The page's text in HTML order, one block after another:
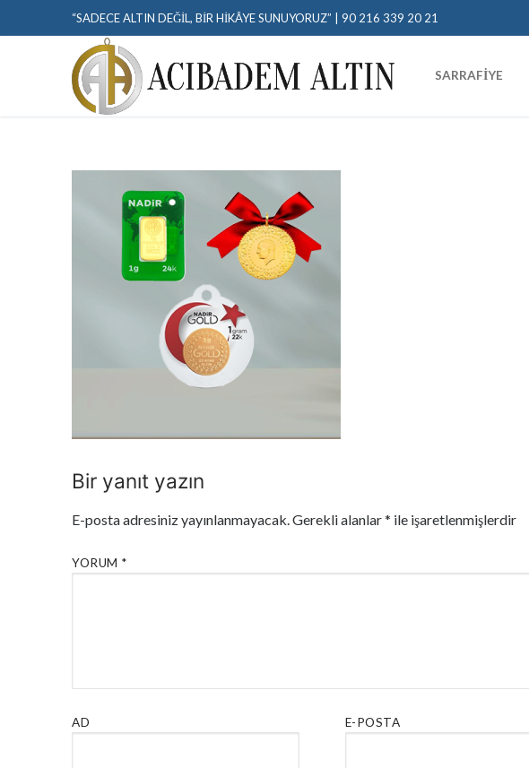
“SADECE ALTIN DEĞIL, BIR HIKÂYE SUNUYORUZ” | 90 216 339 20 21
SARRAFIYE
Bir yanıt yazın
E-posta adresiniz yayınlanmayacak. Gerekli alanlar* ile işaretlenmişlerdir
YORUM *
AD E-POSTA